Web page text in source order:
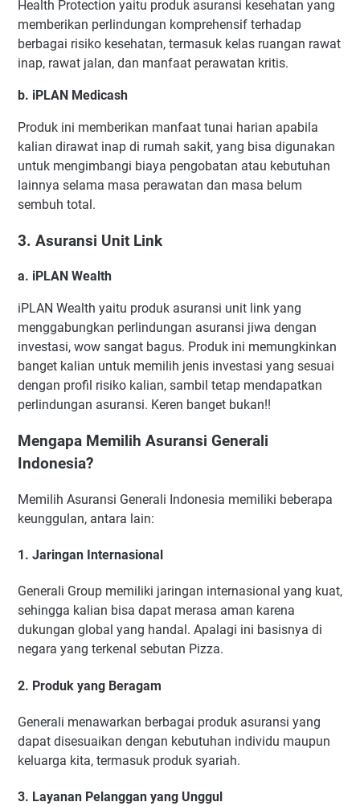
Health Protection yaitu produk asuransi kesehatan yang
memberikan perlindungan komprehensif terhadap
berbagai risiko kesehatan, termasuk kelas ruangan rawat
inap, rawat jalan, dan manfaat perawatan kritis.
b. iPLAN Medicash
Produk ini memberikan manfaat tunai harian apabila
kalian dirawat inap di rumah sakit, yang bisa digunakan
untuk mengimbangi biaya pengobatan atau kebutuhan
lainnya selama masa perawatan dan masa belum
sembuh total.
3. Asuransi Unit Link
a. iPLAN Wealth
iPLAN Wealth yaitu produk asuransi unit link yang
menggabungkan perlindungan asuransi jiwa dengan
investasi, wow sangat bagus. Produk ini memungkinkan
banget kalian untuk memilih jenis investasi yang sesuai
dengan profil risiko kalian, sambil tetap mendapatkan
perlindungan asuransi. Keren banget bukan!!
Mengapa Memilih Asuransi Generali
Indonesia?
Memilih Asuransi Generali Indonesia memiliki beberapa
keunggulan, antara lain:
1. Jaringan Internasional
Generali Group memiliki jaringan internasional yang kuat,
sehingga kalian bisa dapat merasa aman karena
dukungan global yang handal. Apalagi ini basisnya di
negara yang terkenal sebutan Pizza.
2. Produk yang Beragam
Generali menawarkan berbagai produk asuransi yang
dapat disesuaikan dengan kebutuhan individu maupun
keluarga kita, termasuk produk syariah.
3. Layanan Pelanggan yang Unggul